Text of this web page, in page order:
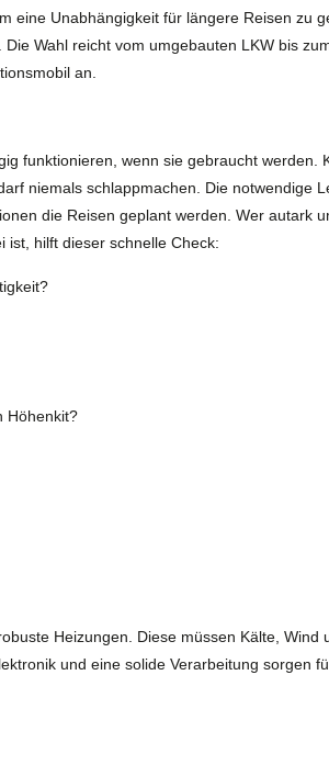
eine Unabhängigkeit für längere Reisen zu
Wahl reicht vom umgebauten LKW bis
an.
funktionieren, wenn sie gebraucht werden.
niemals schlappmachen. Die notwendige
die Reisen geplant werden. Wer autark
ist, hilft dieser schnelle Check:
Höhenkit?
Heizungen. Diese müssen Kälte,
und eine solide Verarbeitung sorgen